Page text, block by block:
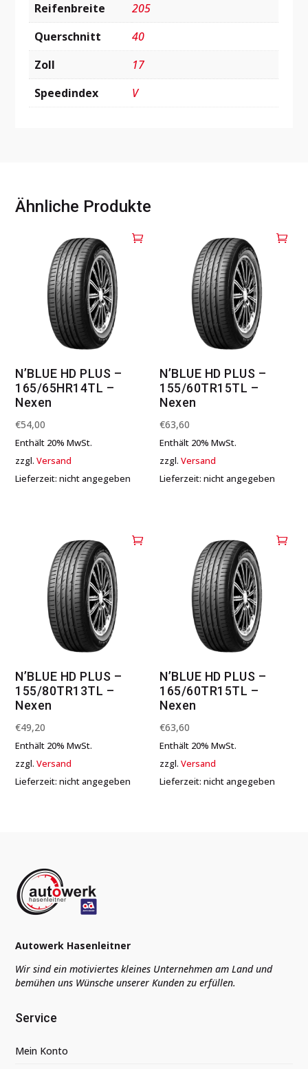
Reifenbreite
205
Querschnitt
40
Zoll
17
Speedindex
V
Ähnliche Produkte
N’BLUE HD PLUS –
165/65HR14TL –
Nexen
€54,00
Enthält 20% MwSt.
zzgl.Versand
Lieferzeit: nicht angegeben
N’BLUE HD PLUS –
155/60TR15TL –
Nexen
€63,60
Enthält 20% MwSt.
zzgl.Versand
Lieferzeit: nicht angegeben
N’BLUE HD PLUS –
155/80TR13TL –
Nexen
€49,20
Enthält 20% MwSt.
zzgl.Versand
Lieferzeit: nicht angegeben
N’BLUE HD PLUS –
165/60TR15TL –
Nexen
€63,60
Enthält 20% MwSt.
zzgl.Versand
Lieferzeit: nicht angegeben
Autowerk Hasenleitner
Wir sind ein motiviertes kleines Unternehmen am Land und
bemühen uns Wünsche unserer Kunden zu erfüllen.
Service
Mein Konto